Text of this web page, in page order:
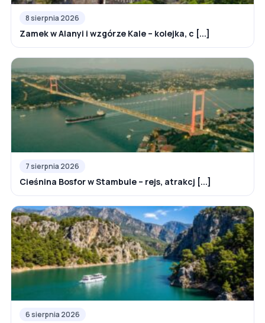
8 sierpnia 2026
Zamek w Alanyi i wzgórze Kale – kolejka, c [...]
7 sierpnia 2026
Cieśnina Bosfor w Stambule – rejs, atrakcj [...]
6 sierpnia 2026